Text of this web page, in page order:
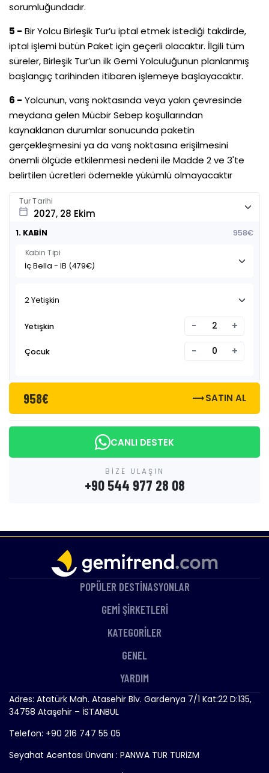
sorumluğundadır.
5 - Bir Yolcu Birleşik Tur’u iptal etmek istediği takdirde,
iptal işlemi bütün Paket için geçerli olacaktır. İlgili tüm
süreler, Birleşik Tur’un ilk Gemi Yolculuğunun planlanmış
başlangıç tarihinden itibaren işlemeye başlayacaktır.
6 - Yolcunun, varış noktasında veya yakın çevresinde
meydana gelen Mücbir Sebep koşullarından
kaynaklanan durumlar sonucunda paketin
gerçekleşmesini ya da varış noktasına erişilmesini
önemli ölçüde etkilenmesi nedeni ile Madde 2 ve 3'te
belirtilen ücretleri ödemekle yükümlü olmayacaktır
Tur Tarihi
calendar_today
1. KABİN
958€
Kabin Tipi
2 Yetişkin
Yetişkin - +
Çocuk - +
958€ trending_flatSATIN AL
CANLI DESTEK
BİZE ULAŞIN
+90 544 977 28 08
POPÜLER DESTİNASYONLAR
GEMİ ŞİRKETLERİ
KATEGORİLER
GENEL
YARDIM
Adres: Atatürk Mah. Atasehir Blv. Gardenya 7/1 Kat:22 D:135,
34758 Ataşehir – İSTANBUL
Telefon: +90 216 747 55 05
Seyahat Acentası Ünvanı : PANWA TUR TURİZM